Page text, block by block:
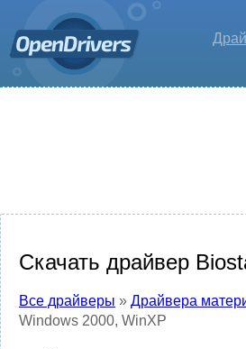
Скачать драйвер
Все драйверы » Драйвера
Windows 2000, WinXP